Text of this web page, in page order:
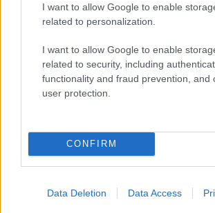
I want to allow Google to enable
related to personalization.
I want to allow Google to enable
related to security, including
functionality and fraud prevention, and
user protection.
CONFIRM
Data Deletion Data Access
πολίτης που θα έχει
Επιτροπή Αντιρρήσεων
περιμένει να τελειώσει η
αντιρρήσεων σε όλον τον
μπορεί να κάνει ό,τι θέλει
του ή όποιο ακίνητο έχει.
επί της αντίρρησής του,
να αξιοποιήσει την
να ολοκληρωθεί η
δασικού χάρτηόλης της